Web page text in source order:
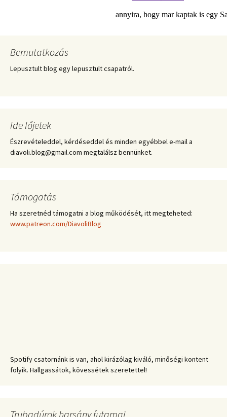
Bemutatkozás
Lepusztult blog egy lepusztult csapatról.
Ide lőjetek
Észrevételeddel, kérdéseddel és minden egyébbel e-mail a
diavoli.blog@gmail.com megtalálsz bennünket.
Támogatás
Ha szeretnéd támogatni a blog működését, itt megteheted:
www.patreon.com/DiavoliBlog
Spotify csatornánk is van, ahol kirázólag kiváló, minőségi kontent
folyik. Hallgassátok, kövessétek szeretettel!
Trubadúrok harsány futamai